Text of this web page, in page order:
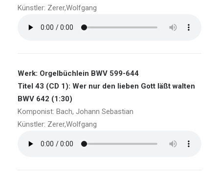
Künstler: Zerer,Wolfgang
Werk: Orgelbüchlein BWV 599-644
Titel 43 (CD 1): Wer nur den lieben Gott läßt walten
BWV 642 (1:30)
Komponist: Bach, Johann Sebastian
Künstler: Zerer,Wolfgang